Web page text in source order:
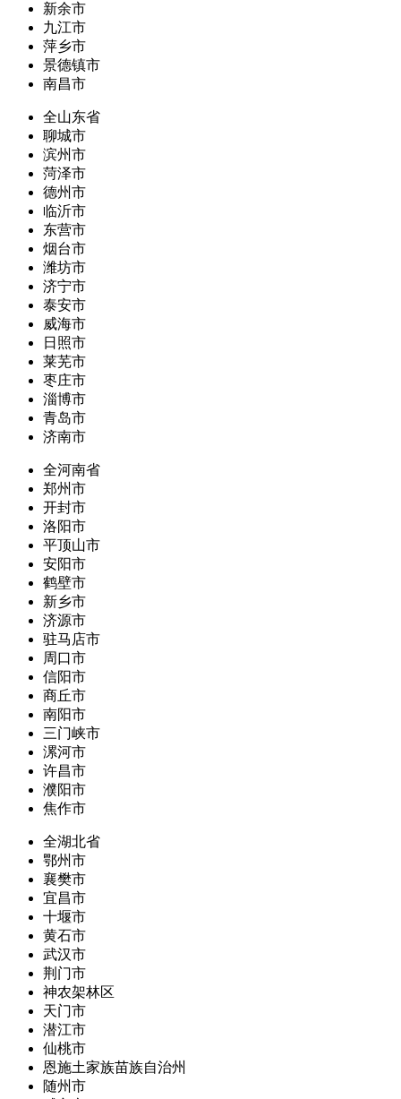
新余市
九江市
萍乡市
景德镇市
南昌市
全山东省
聊城市
滨州市
菏泽市
德州市
临沂市
东营市
烟台市
潍坊市
济宁市
泰安市
威海市
日照市
莱芜市
枣庄市
淄博市
青岛市
济南市
全河南省
郑州市
开封市
洛阳市
平顶山市
安阳市
鹤壁市
新乡市
济源市
驻马店市
周口市
信阳市
商丘市
南阳市
三门峡市
漯河市
许昌市
濮阳市
焦作市
全湖北省
鄂州市
襄樊市
宜昌市
十堰市
黄石市
武汉市
荆门市
神农架林区
天门市
潜江市
仙桃市
恩施土家族苗族自治州
随州市